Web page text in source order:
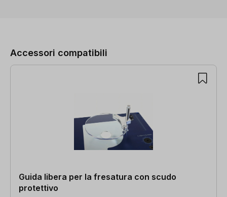
Accessori compatibili
Guida libera per la fresatura con scudo
protettivo